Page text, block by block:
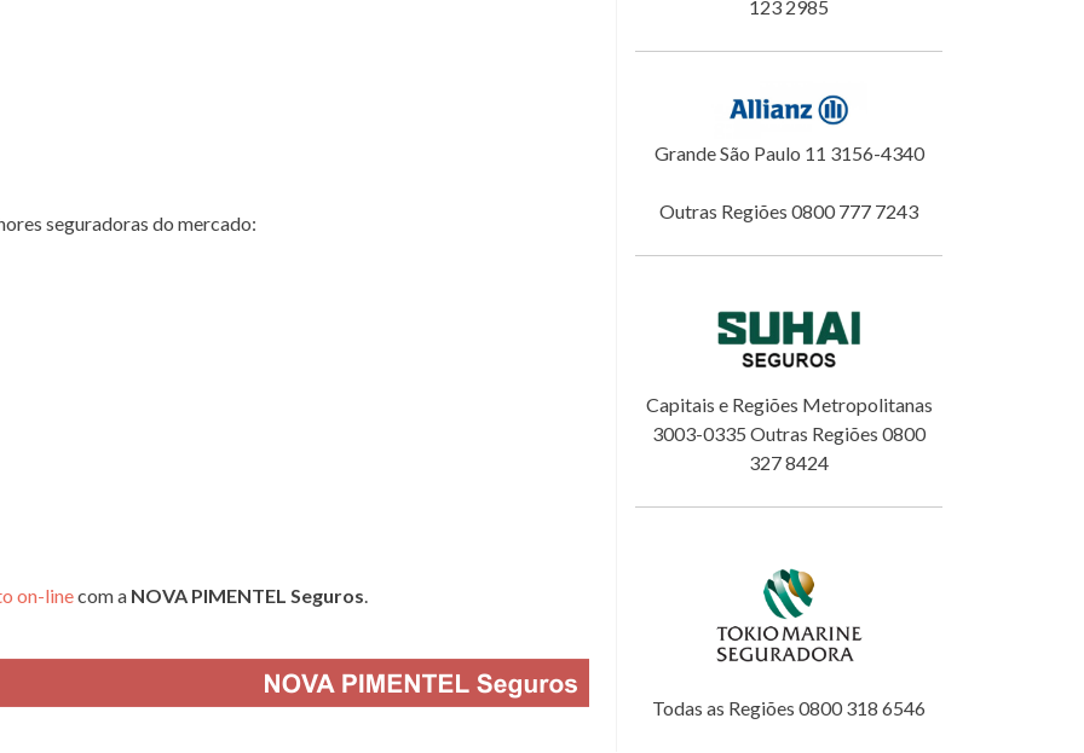
seguradoras do mercado:
on-linecom a NOVA PIMENTEL Seguros.
123 2985
Grande São Paulo 11 3156-4340
Outras Regiões 0800 777 7243
Capitais e Regiões Metropolitanas
3003-0335 Outras Regiões 0800
327 8424
Todas as Regiões 0800 318 6546